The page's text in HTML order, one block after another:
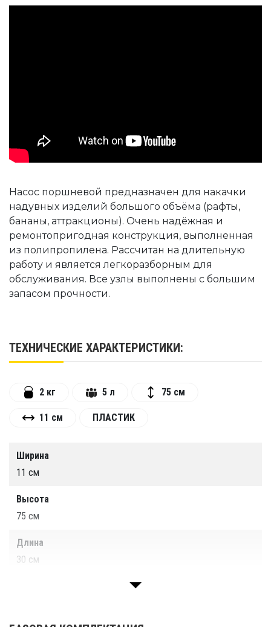
Насос поршневой предназначен для накачки
надувных изделий большого объёма (рафты,
бананы, аттракционы). Очень надёжная и
ремонтопригодная конструкция, выполненная
из полипропилена. Рассчитан на длительную
работу и является легкоразборным для
обслуживания. Все узлы выполнены с большим
запасом прочности.
ТЕХНИЧЕСКИЕ ХАРАКТЕРИСТИКИ:
2 кг 5 л 75 см
11 см ПЛАСТИК
Ширина
11 см
Высота
75 см
Длина
30 см